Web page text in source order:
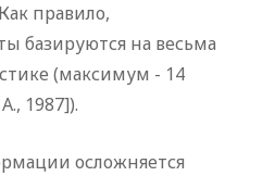
правило,
базируются на весьма
(максимум - 14
1987]).
осложняется